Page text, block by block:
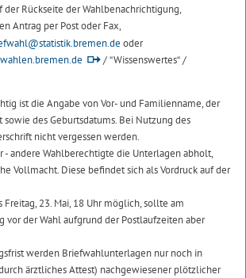
der Rückseite der Wahlbenachrichtigung,
Antrag per Post oder Fax,
oder
/ “Wissenswertes“ /
ist die Angabe von Vor- und Familienname, der
des Geburtsdatums. Bei Nutzung des
nicht vergessen werden.
- andere Wahlberechtigte die Unterlagen abholt,
Vollmacht. Diese befindet sich als Vordruck auf der
Freitag, 23. Mai, 18 Uhr möglich, sollte am
vor der Wahl aufgrund der Postlaufzeiten aber
werden Briefwahlunterlagen nur noch in
ärztliches Attest) nachgewiesener plötzlicher